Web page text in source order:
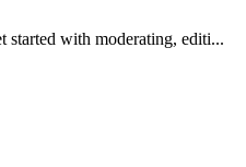
started with moderating, editi...